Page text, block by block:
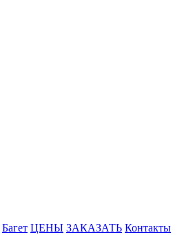
Багет ЦЕНЫ ЗАКАЗАТЬ Контакты